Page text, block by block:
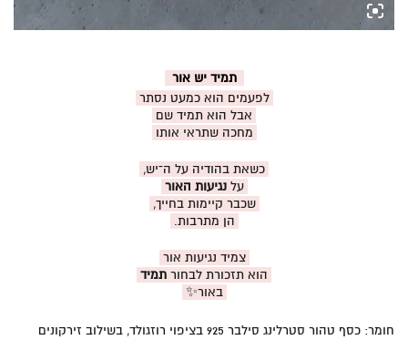
תמיד יש אור
לפעמים הוא כמעט נסתר
אבל הוא תמיד שם
מחכה שתראי אותו
כשאת בהודיה על ה־יש,
עלנגיעות האור
שכבר קיימות בחייך,
הן מתרבות.
צמיד נגיעות אור
הוא תזכורת לבחור תמיד
באור✨
חומר: כסף טהור סטרלינג סילבר 925 בציפוי רוזגולד, בשילוב זירקונים